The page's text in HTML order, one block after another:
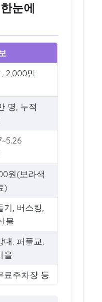
눈에
2,000만
명, 누적
원(보라색
)
, 버스킹,
물
, 퍼플교,
을
료주차장 등